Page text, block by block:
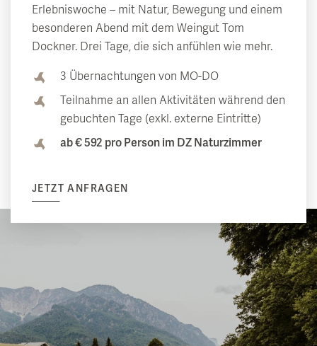
Erlebniswoche – mit Natur, Bewegung und einem
besonderen Abend mit dem Weingut Tom
Dockner. Drei Tage, die sich anfühlen wie mehr.
3 Übernachtungen von MO-DO
Teilnahme an allen Aktivitäten während den
gebuchten Tage (exkl. externe Eintritte)
ab € 592 pro Person im DZ Naturzimmer
JETZT ANFRAGEN